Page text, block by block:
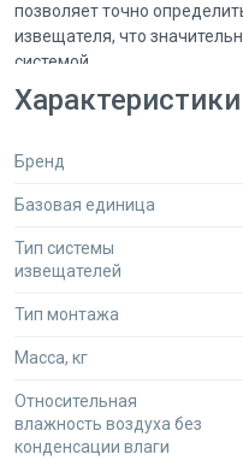
позволяет точно
извещателя, что
системой.
Область применения:
различных объектов, таких
заведения, больницы и
Устройство идеально
холлах, комнатах и других
проникновения.
Технические характеристики:
- Тип извещателя:
- Сенсор: инфракрасный (ИК).
- Дальность обнаружения:
Характеристики
Бренд
Базовая единица
Тип системы
извещателей
Тип монтажа
Масса, кг
Относительная
влажность воздуха без
конденсации влаги